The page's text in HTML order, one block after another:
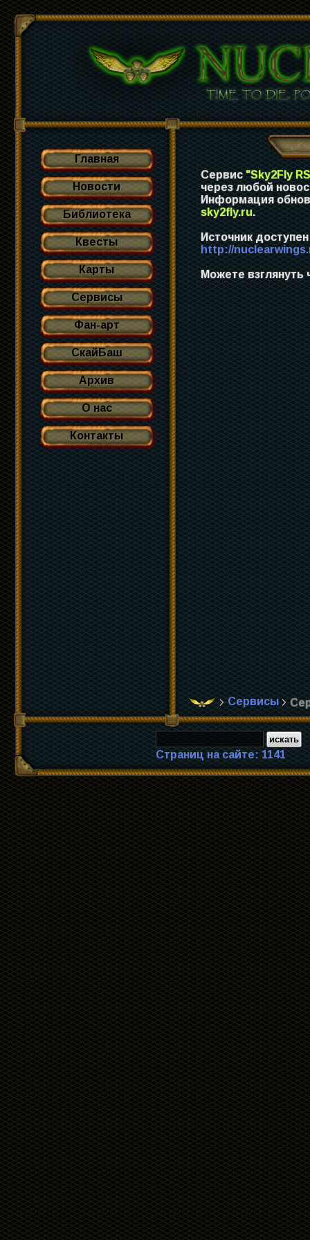
Главная
Новости
Библиотека
Квесты
Карты
Сервисы
Фан-арт
СкайБаш
Архив
О нас
Контакты
Сервис"Sky2Fly
через любой
Информация
sky2fly.ru.
Источник
http://
Можете взглянуть
Сервисы
Страниц на сайте: 1141